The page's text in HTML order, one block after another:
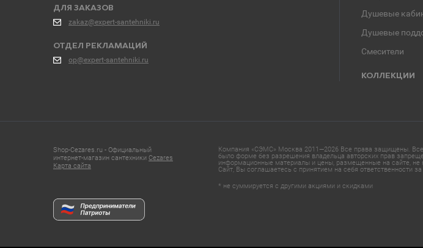
ДЛЯ ЗАКАЗОВ
zakaz@expert-santehniki.ru
ОТДЕЛ РЕКЛАМАЦИЙ
op@expert-santehniki.ru
Душевые
Душевые
Смесители
КОЛЛЕКЦИИ
Shop-Cezares.ru - Официальный
интернет-магазин сантехники Cezares
Карта сайта
Компания «СЭМС» Москва 2011—2026 Все права защищены. Все
было форме без разрешения владельца авторских прав
информационные материалы и цены, размещенные на сайте, не
Сайт, Вы соглашаетесь с принятием на себя ответственности
* не суммируется с другими акциями и скидками